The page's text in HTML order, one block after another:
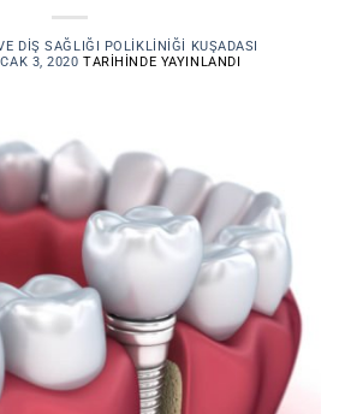
DIŞ SAĞLIĞI POLIKLINIĞI KUŞADASI
3, 2020 TARIHINDE YAYINLANDI